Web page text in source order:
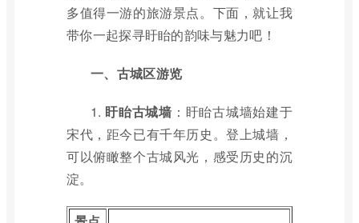
多值得一游的旅游景点。下面，就让我
带你一起探寻盱眙的韵味与魅力吧！
一、古城区游览
1. 盱眙古城墙 ：盱眙古城墙始建于
宋代，距今已有千年历史。登上城墙，
可以俯瞰整个古城风光，感受历史的沉
淀。